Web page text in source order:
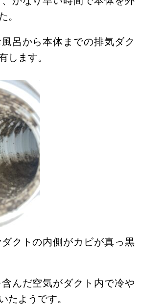
。
呂から本体までの排気ダク
します。
クトの内側がカビが真っ黒
んだ空気がダクト内で冷や
たようです。